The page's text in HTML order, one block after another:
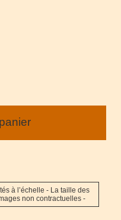
à l’échelle - La taille des
non contractuelles -